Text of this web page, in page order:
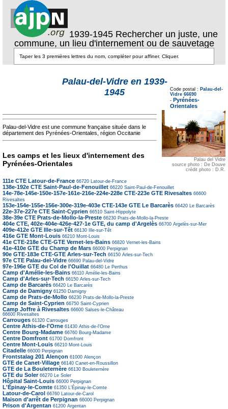
1939-1945 Rechercher un juste, une
commune, un lieu d'internement ou de sauvetage
Palau-del-Vidre en 1939-
1945
Code postal : Palau-del-
Vidre 66690
- Pyrénées-
Orientales
Palau del Vidre
source photo : De Douve
crédit photo : D.R.
Palau-del-Vidre est une commune française située dans le
département des Pyrénées-Orientales, région Occitanie
Les camps et les lieux d'internement des
Pyrénées-Orientales
111e CTE Latour-de-France 66720 Latour-de-France
138e-192e CTE Saint-Paul-de-Fenouillet 66220 Saint-Paul-de-Fenouillet
14e-78e-145e-150e-157e-161e-216e-224e-228e CTE-223e GTE Rivesaltes 66600
Rivesaltes
153e-154e-155e-156e-300e-319e-403e CTE-143e GTE Le Barcarès 66420 Le Barcarès
22e-37e-227e CTE Saint-Cyprien 66510 Saint-Hippolyte
38e-39e CTE Prats-de-Mollo-la-Preste 66230 Prats-de-Mollo-la-Preste
404e CTE, 402e-404e-426e-427-1e GTE, du camp d'Argelès 66700 Argelès-sur-Mer
409e-412e GTE Ille-sur-Têt 66130 Ille-sur-Têt
416e GTE Mont-Louis 66210 Mont-Louis
41e CTE-218e CTE-GTE Vernet-les-Bains 66820 Vernet-les-Bains
41e-410e GTE du Champ de Mars 66000 Perpignan
90e GTE-183e CTE-GTE Arles-sur-Tech 66150 Arles-sur-Tech
97e CTE Palau-del-Vidre 66690 Palau-del-Vidre
97e-196e GTE du Col de l'Ouillat 66480 Le Perthus
Camp d'Amélie-les-Bains 66110 Amélie-les-Bains
Camp d'Arles-sur-Tech 66150 Arles-sur-Tech
Camp de Barcarès 66420 Le Barcarès
Camp de Damigny 61250 Damigny
Camp de Prats-de-Mollo 66230 Prats-de-Mollo-la-Preste
Camp de Saint-Cyprien 66750 Saint-Cyprien
Camp Joffre à Rivesaltes 66600 Salses-le-Château
66600 Rivesaltes
Carrouges 61320 Carrouges
Centre Athis-de-l'Orne 61430 Athis-de-l'Orne
Centre Bourg-Madame 66760 Bourg-Madame
Centre Domfront 61700 Domfront
Centre Mont-Louis 66210 Mont-Louis
Citadelle 66000 Perpignan
Frontstalag 201 Alençon 61000 Alençon
GTE de Canet-Village 66140 Canet-en-Roussillon
GTE de La Bouleternère 66130 Bouleternère
GTE du Soler 66270 Le Soler
Hôpital Saint-Louis 66000 Perpignan
L'Épinay-le-Comte 61350 L'Épinay-le-Comte
Latour-de-Carol 66760 Latour-de-Carol
Maison d'arrêt de Perpignan 66000 Perpignan
Prison d'Argentan 61200 Argentan